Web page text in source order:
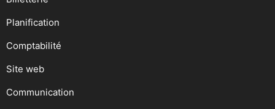
Planification
Comptabilité
Site web
Communication